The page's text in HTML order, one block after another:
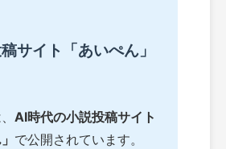
サイト「あいぺん」
AI時代の小説投稿サイト
で公開されています。